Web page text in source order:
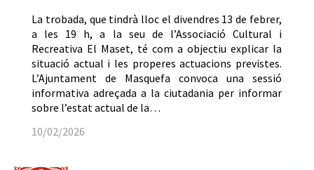
La trobada, que tindrà lloc el divendres 13 de febrer,
a les 19 h, a la seu de l’Associació Cultural i
Recreativa El Maset, té com a objectiu explicar la
situació actual i les properes actuacions previstes.
L’Ajuntament de Masquefa convoca una sessió
informativa adreçada a la ciutadania per informar
sobre l’estat actual de la…
10/02/2026